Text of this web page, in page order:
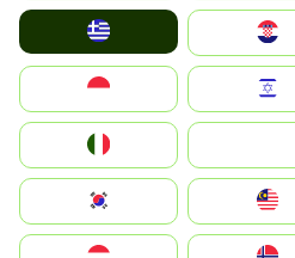
Magyarország
South Korea